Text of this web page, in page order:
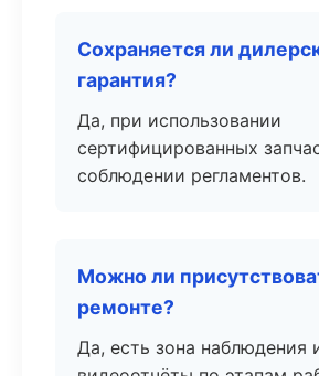
Сохраняется ли
гарантия?
Да, при использовании
сертифицированных
соблюдении регламентов.
Можно ли
ремонте?
Да, есть зона наблюдения